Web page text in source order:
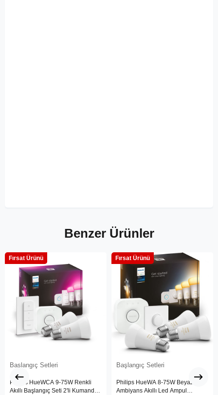
Benzer Ürünler
Başlangıç Setleri
Philips HueWCA 9-75W Renkli
Akıllı Başlangıç Seti 2'li Kumandalı
Fırsat Ürünü
Başlangıç Setleri
Philips HueWA 8-75W Beyaz
Ambiyans Akıllı Led Ampul
Fırsat Ürünü